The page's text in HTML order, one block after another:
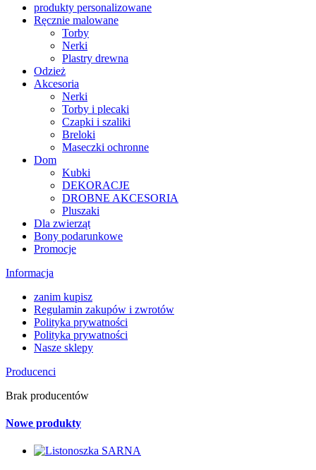
produkty personalizowane
Ręcznie malowane
Torby
Nerki
Plastry drewna
Odzież
Akcesoria
Nerki
Torby i plecaki
Czapki i szaliki
Breloki
Maseczki ochronne
Dom
Kubki
DEKORACJE
DROBNE AKCESORIA
Pluszaki
Dla zwierząt
Bony podarunkowe
Promocje
Informacja
zanim kupisz
Regulamin zakupów i zwrotów
Polityka prywatności
Polityka prywatności
Nasze sklepy
Producenci
Brak producentów
Nowe produkty